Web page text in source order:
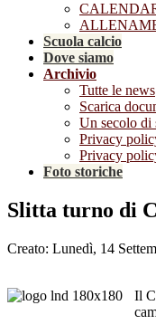
Scuola calcio
Dove siamo
Archivio
Tutte le news
Scarica
Un secolo di
Privacy
Privacy
Foto storiche
Slitta turno di
Creato: Lunedì, 14
Il